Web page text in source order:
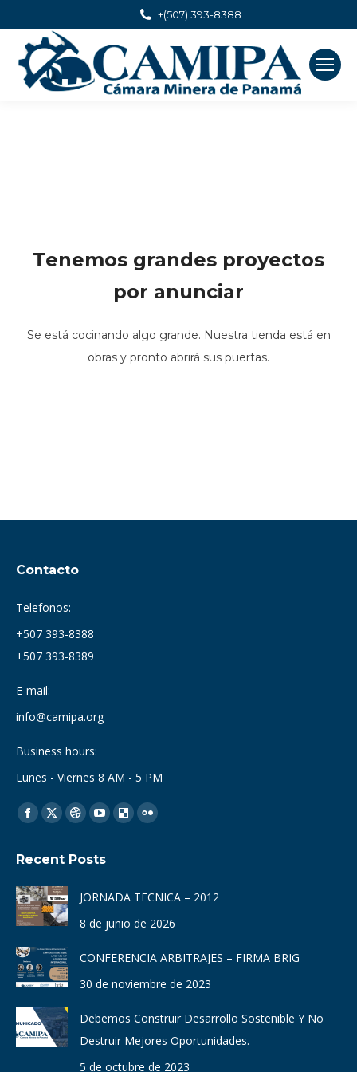
+(507) 393-8388
Tenemos grandes proyectos
por anunciar
Se está cocinando algo grande. Nuestra tienda está en
obras y pronto abrirá sus puertas.
Contacto
Telefonos:
+507 393-8388
+507 393-8389
E-mail:
info@camipa.org
Business hours:
Lunes - Viernes 8 AM - 5 PM
Find us on:
Facebook
opens
in
new
window
X
opens
in
new
window
Dribbble
opens
new
window
YouTube
opens
new
window
Delicious
new
window
Flickr
new
window
Recent Posts
JORNADA TECNICA – 2012
8 de junio de 2026
CONFERENCIA ARBITRAJES – FIRMA BRIG
30 de noviembre de 2023
Debemos Construir Desarrollo Sostenible Y No
Destruir Mejores Oportunidades.
5 de octubre de 2023